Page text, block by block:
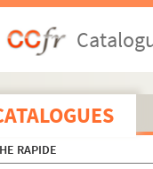
RAPIDE
H-IMAR-19-88-404. Les
H-IMAR-19-88-405. Les
H-IMAR-19-88-406. Les
H-IMAR-19-88-407. Les
H-IMAR-19-88-408. Les